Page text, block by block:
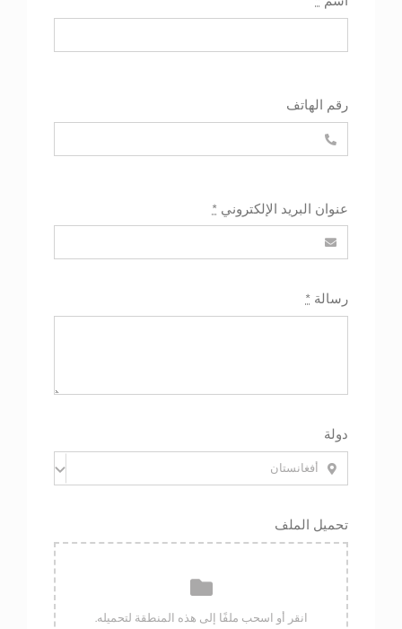
رقم الهاتف
عنوان البريد الإلكتروني *
رسالة *
دولة
تحميل الملف